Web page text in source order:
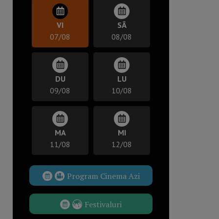
VI
07/08
SÂ
08/08
DU
09/08
LU
10/08
MA
11/08
MI
12/08
Program Cinema Azi
Festivaluri